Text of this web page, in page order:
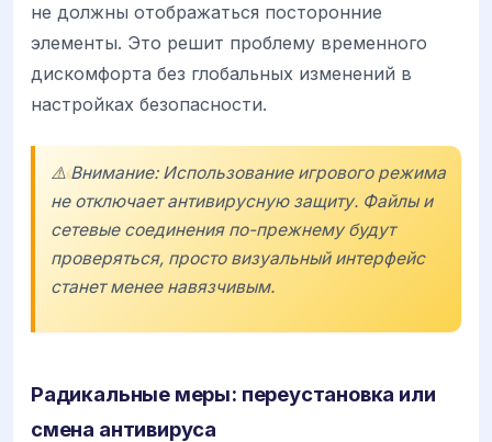
не должны отображаться посторонние
элементы. Это решит проблему временного
дискомфорта без глобальных изменений в
настройках безопасности.
⚠️ Внимание: Использование игрового режима
не отключает антивирусную защиту. Файлы и
сетевые соединения по-прежнему будут
проверяться, просто визуальный интерфейс
станет менее навязчивым.
Радикальные меры: переустановка или
смена антивируса